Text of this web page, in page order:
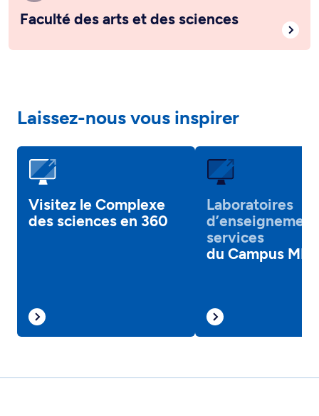
Faculté des arts et des sciences
Laissez-nous vous inspirer
Visitez le Complexe
des sciences en 360
Laboratoires
services
du Campus MIL